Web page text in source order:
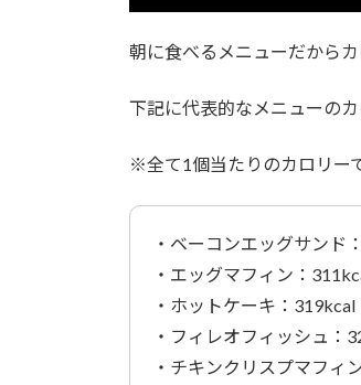
朝に食べるメニューだから
下記に代表的なメニューのカ
※全て1個当たりのカロリーで
・ベーコンエッグサンド
・エッグマフィン：
・ホットケーキ：319kcal
・フィレオフィッシュ：
・チキンクリスプマフィ